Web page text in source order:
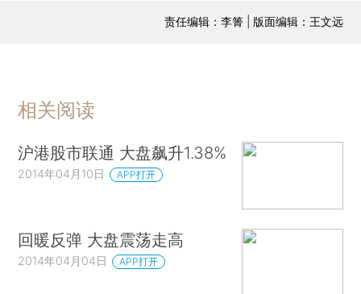
责任编辑：李箐 | 版面编辑：王文远
相关阅读
沪港股市联通 大盘飙升1.38%
2014年04月10日 APP打开
回暖反弹 大盘震荡走高
2014年04月04日 APP打开